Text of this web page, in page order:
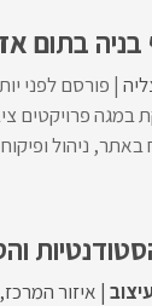
בתום
פורסם לפני
במגה פרויקטים
ניהול
איזור המרכז